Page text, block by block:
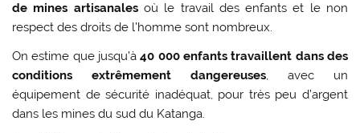
de mines artisanalesoù le travail des enfants et le non
respect des droits de l’homme sont nombreux.
On estime que jusqu’à40 000 enfants travaillent dans des
conditions extrêmement dangereuses , avec un
équipement de sécurité inadéquat, pour très peu d’argent
dans les mines du sud du Katanga.